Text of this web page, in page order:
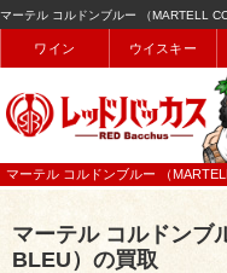
マーテル コルドンブルー （MARTELL
ワイン ウイスキー
マーテル コルドンブルー （
マーテル コルドンブ
BLEU）の買取